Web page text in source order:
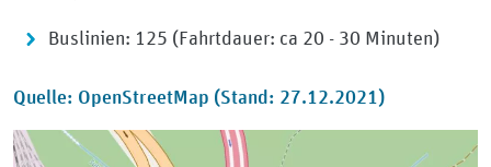
Buslinien: 125 (Fahrtdauer: ca 20 - 30 Minuten)
Quelle: OpenStreetMap (Stand: 27.12.2021)